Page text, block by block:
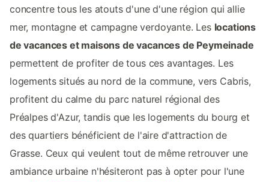
concentre tous les atouts d'une d'une région qui allie
mer, montagne et campagne verdoyante. Les locations
de vacances et maisons de vacances de Peymeinade
permettent de profiter de tous ces avantages. Les
logements situés au nord de la commune, vers Cabris,
profitent du calme du parc naturel régional des
Préalpes d'Azur, tandis que les logements du bourg et
des quartiers bénéficient de l'aire d'attraction de
Grasse. Ceux qui veulent tout de même retrouver une
ambiance urbaine n'hésiteront pas à opter pour l'une